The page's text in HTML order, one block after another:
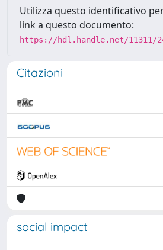
Utilizza questo identificativo
link a questo documento:
https://hdl.handle.net/11311/
Citazioni
social impact